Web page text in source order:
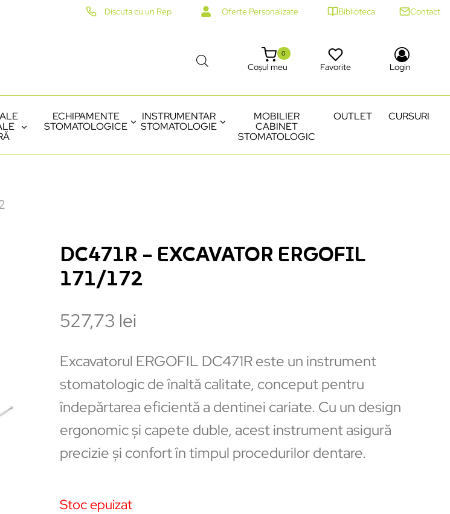
Discuta cu un Rep Oferte Personalizate Biblioteca Contact
Coșul meu
0
Favorite Login
ECHIPAMENTE
STOMATOLOGICE
INSTRUMENTAR
STOMATOLOGIE
MOBILIER
CABINET
STOMATOLOGIC
OUTLET CURSURI
DC471R – EXCAVATOR ERGOFIL
171/172
527,73 lei
Excavatorul ERGOFIL DC471R este un instrument
stomatologic de înaltă calitate, conceput pentru
îndepărtarea eficientă a dentinei cariate. Cu un design
ergonomic și capete duble, acest instrument asigură
precizie și confort în timpul procedurilor dentare.
Stoc epuizat